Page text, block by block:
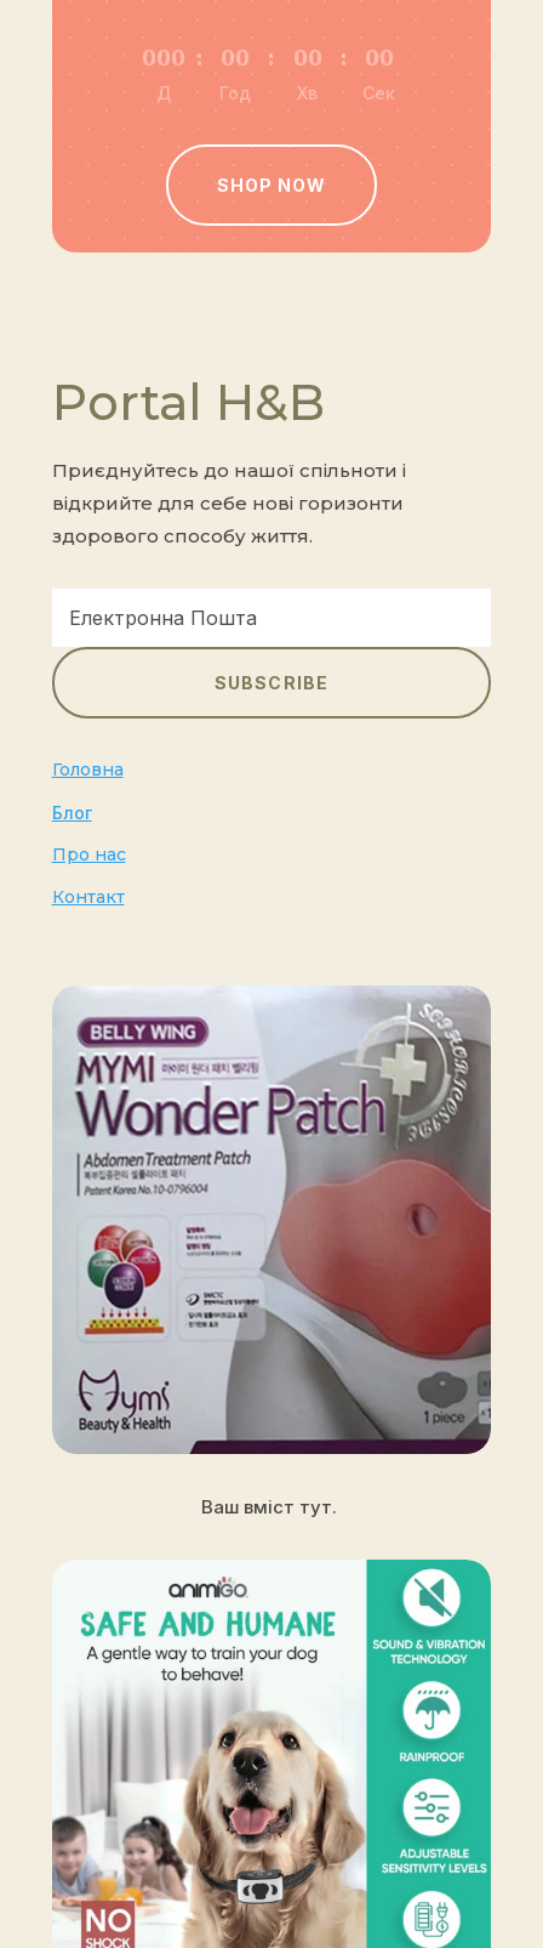
000
Д
: 00
Год
: 00
Хв
: 00
Сек
SHOP NOW
Portal H&B
Приєднуйтесь до нашої спільноти і
відкрийте для себе нові горизонти
здорового способу життя.
SUBSCRIBE
Головна
Блог
Про нас
Контакт
Ваш вміст тут.